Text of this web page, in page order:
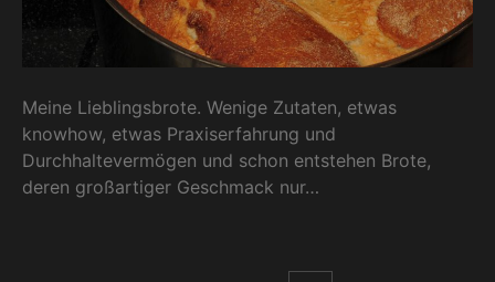
Meine Lieblingsbrote. Wenige Zutaten, etwas
knowhow, etwas Praxiserfahrung und
Durchhaltevermögen und schon entstehen Brote,
deren großartiger Geschmack nur…